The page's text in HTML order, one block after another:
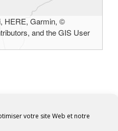
votre site Web et notre
HERE, Garmin, ©
and the GIS User